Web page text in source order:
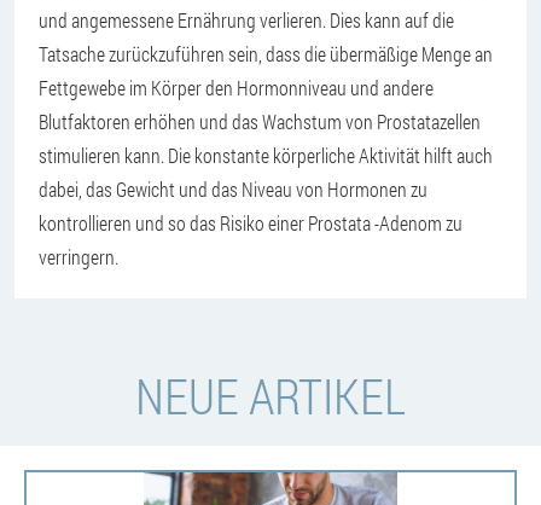
und angemessene Ernährung verlieren. Dies kann auf die
Tatsache zurückzuführen sein, dass die übermäßige Menge an
Fettgewebe im Körper den Hormonniveau und andere
Blutfaktoren erhöhen und das Wachstum von Prostatazellen
stimulieren kann. Die konstante körperliche Aktivität hilft auch
dabei, das Gewicht und das Niveau von Hormonen zu
kontrollieren und so das Risiko einer Prostata -Adenom zu
verringern.
NEUE ARTIKEL